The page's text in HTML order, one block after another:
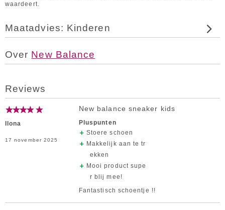
waardeert.
Maatadvies: Kinderen
Over New Balance
Reviews
Ilona
17 november 2025
New balance sneaker kids
Pluspunten
Stoere schoen
Makkelijk aan te tr
ekken
Mooi product supe
r blij mee!
Fantastisch schoentje !!